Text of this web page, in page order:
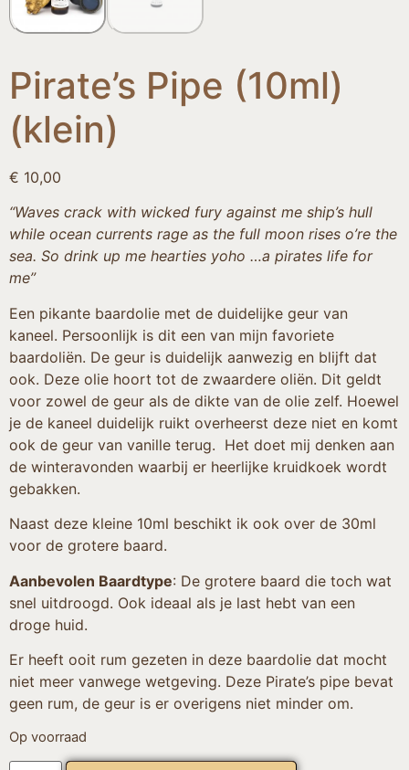
Pirate’s Pipe (10ml)
(klein)
€ 10,00
“Waves crack with wicked fury against me ship’s hull
while ocean currents rage as the full moon rises o’re the
sea. So drink up me hearties yoho …a pirates life for
me”
Een pikante baardolie met de duidelijke geur van
kaneel. Persoonlijk is dit een van mijn favoriete
baardoliën. De geur is duidelijk aanwezig en blijft dat
ook. Deze olie hoort tot de zwaardere oliën. Dit geldt
voor zowel de geur als de dikte van de olie zelf. Hoewel
je de kaneel duidelijk ruikt overheerst deze niet en komt
ook de geur van vanille terug. Het doet mij denken aan
de winteravonden waarbij er heerlijke kruidkoek wordt
gebakken.
Naast deze kleine 10ml beschikt ik ook over de 30ml
voor de grotere baard.
Aanbevolen Baardtype: De grotere baard die toch wat
snel uitdroogd. Ook ideaal als je last hebt van een
droge huid.
Er heeft ooit rum gezeten in deze baardolie dat mocht
niet meer vanwege wetgeving. Deze Pirate’s pipe bevat
geen rum, de geur is er overigens niet minder om.
Op voorraad